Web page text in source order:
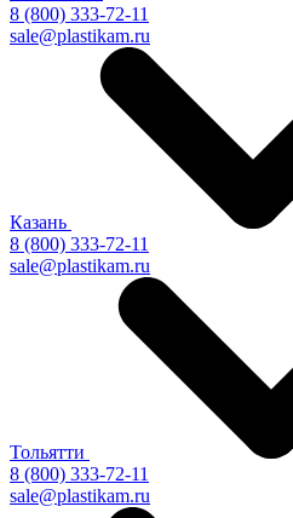
8 (800) 333-72-11
sale@plastikam.ru
Казань
8 (800) 333-72-11
sale@plastikam.ru
Тольятти
8 (800) 333-72-11
sale@plastikam.ru